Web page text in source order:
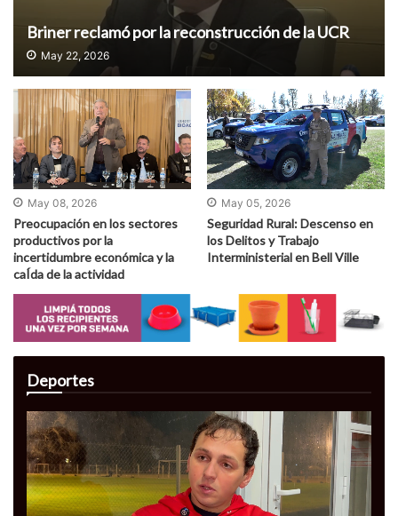
Briner reclamó por la reconstrucción de la UCR
May 22, 2026
May 08, 2026
Preocupación en los sectores
productivos por la
incertidumbre económica y la
caÍ­da de la actividad
May 05, 2026
Seguridad Rural: Descenso en
los Delitos y Trabajo
Interministerial en Bell Ville
Deportes